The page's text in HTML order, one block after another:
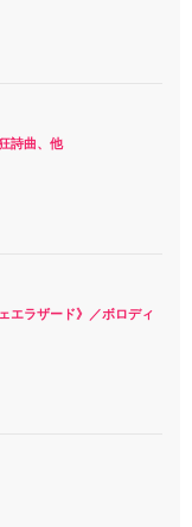
詩曲、他
エラザード》／ボロディ